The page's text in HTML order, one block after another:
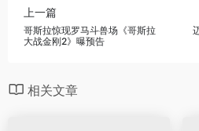
上一篇
哥斯拉惊现罗马斗兽场《哥斯拉
大战金刚2》曝预告
相关文章